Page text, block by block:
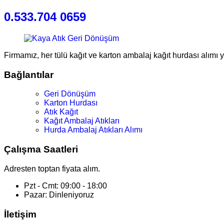
0.533.704 0659
Firmamız, her tülü kağıt ve karton ambalaj kağıt hurdası alımı
Bağlantılar
Geri Dönüşüm
Karton Hurdası
Atık Kağıt
Kağıt Ambalaj Atıkları
Hurda Ambalaj Atıkları Alımı
Çalışma Saatleri
Adresten toptan fiyata alım.
Pzt - Cmt: 09:00 - 18:00
Pazar: Dinleniyoruz
İletişim